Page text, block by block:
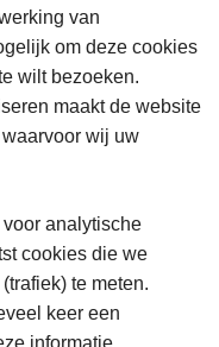
van
om deze cookies
wilt bezoeken.
maakt de website
wij uw
analytische
cookies die we
te meten.
keer een